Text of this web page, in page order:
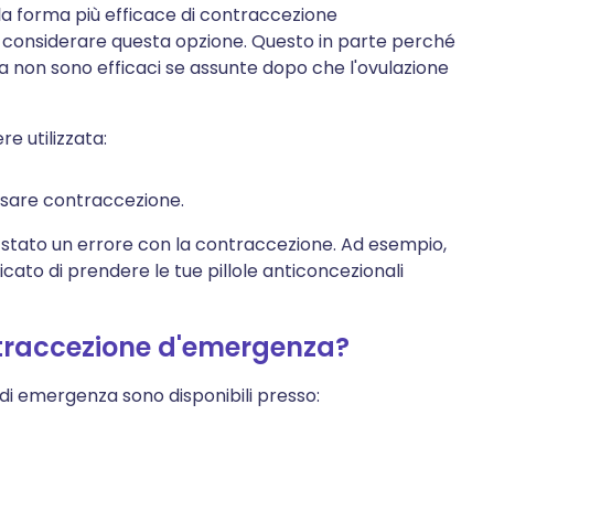
forma più efficace di contraccezione
questa opzione. Questo in parte perché
sono efficaci se assunte dopo che l'ovulazione
utilizzata:
contraccezione.
un errore con la contraccezione. Ad esempio,
di prendere le tue pillole anticoncezionali
d'emergenza?
emergenza sono disponibili presso: